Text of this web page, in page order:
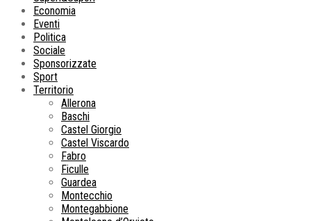
Economia
Eventi
Politica
Sociale
Sponsorizzate
Sport
Territorio
Allerona
Baschi
Castel Giorgio
Castel Viscardo
Fabro
Ficulle
Guardea
Montecchio
Montegabbione